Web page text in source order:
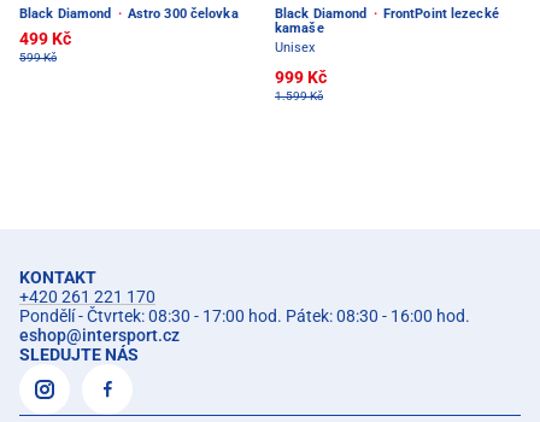
Black Diamond · Astro 300 čelovka
499 Kč
599 Kč
Black Diamond · FrontPoint lezecké
kamaše
Unisex
999 Kč
1.599 Kč
KONTAKT
+420 261 221 170
Pondělí - Čtvrtek: 08:30 - 17:00 hod. Pátek: 08:30 - 16:00 hod.
eshop@intersport.cz
SLEDUJTE NÁS